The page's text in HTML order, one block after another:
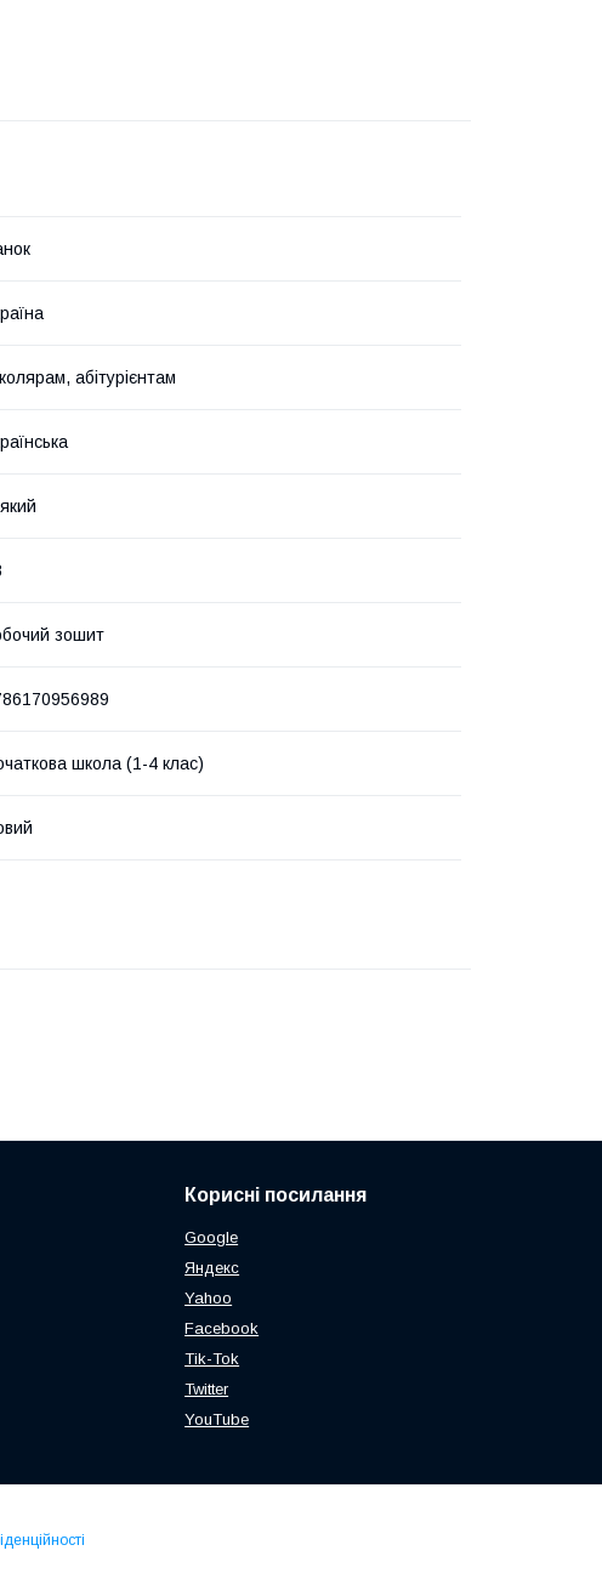
абітурієнтам
зошит
школа (1-4 клас)
Корисні посилання
Google
Яндекс
Yahoo
Facebook
Tik-Tok
Twitter
YouTube